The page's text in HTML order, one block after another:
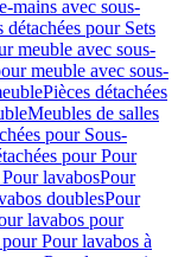
mains avec sous-
détachées pour Sets
meuble avec sous-
meuble avec sous-
Pièces détachées
Meubles de salles
pour Sous-
pour Pour
lavabosPour
doublesPour
lavabos pour
Pour lavabos à